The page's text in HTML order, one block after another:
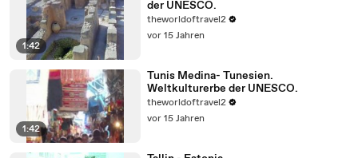
1:42
der UNESCO.
theworldoftravel2
vor 15 Jahren
1:42
Tunis Medina- Tunesien.
Weltkulturerbe der UNESCO.
theworldoftravel2
vor 15 Jahren